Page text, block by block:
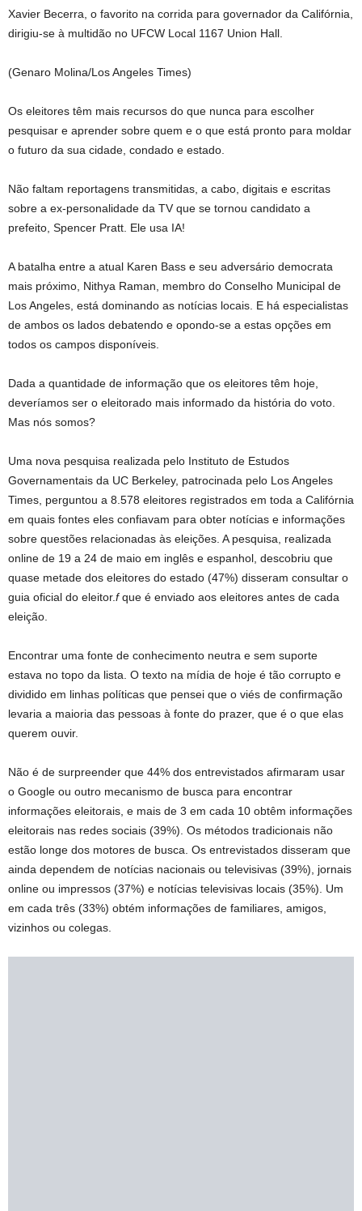
Xavier Becerra, o favorito na corrida para governador da Califórnia,
dirigiu-se à multidão no UFCW Local 1167 Union Hall.
(Genaro Molina/Los Angeles Times)
Os eleitores têm mais recursos do que nunca para escolher
pesquisar e aprender sobre quem e o que está pronto para moldar
o futuro da sua cidade, condado e estado.
Não faltam reportagens transmitidas, a cabo, digitais e escritas
sobre a ex-personalidade da TV que se tornou candidato a
prefeito, Spencer Pratt. Ele usa IA!
A batalha entre a atual Karen Bass e seu adversário democrata
mais próximo, Nithya Raman, membro do Conselho Municipal de
Los Angeles, está dominando as notícias locais. E há especialistas
de ambos os lados debatendo e opondo-se a estas opções em
todos os campos disponíveis.
Dada a quantidade de informação que os eleitores têm hoje,
deveríamos ser o eleitorado mais informado da história do voto.
Mas nós somos?
Uma nova pesquisa realizada pelo Instituto de Estudos
Governamentais da UC Berkeley, patrocinada pelo Los Angeles
Times, perguntou a 8.578 eleitores registrados em toda a Califórnia
em quais fontes eles confiavam para obter notícias e informações
sobre questões relacionadas às eleições. A pesquisa, realizada
online de 19 a 24 de maio em inglês e espanhol, descobriu que
quase metade dos eleitores do estado (47%) disseram consultar o
guia oficial do eleitor.fque é enviado aos eleitores antes de cada
eleição.
Encontrar uma fonte de conhecimento neutra e sem suporte
estava no topo da lista. O texto na mídia de hoje é tão corrupto e
dividido em linhas políticas que pensei que o viés de confirmação
levaria a maioria das pessoas à fonte do prazer, que é o que elas
querem ouvir.
Não é de surpreender que 44% dos entrevistados afirmaram usar
o Google ou outro mecanismo de busca para encontrar
informações eleitorais, e mais de 3 em cada 10 obtêm informações
eleitorais nas redes sociais (39%). Os métodos tradicionais não
estão longe dos motores de busca. Os entrevistados disseram que
ainda dependem de notícias nacionais ou televisivas (39%), jornais
online ou impressos (37%) e notícias televisivas locais (35%). Um
em cada três (33%) obtém informações de familiares, amigos,
vizinhos ou colegas.